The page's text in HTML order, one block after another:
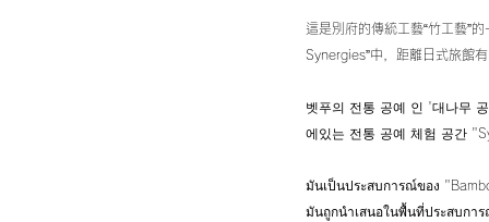
這是別府的傳統工藝“竹工藝”
Synergies”中，距離日式旅館
벳푸의 전통 공예 인 '대나무
에있는 전통 공예 체험 공간
มันเป็นประสบการณ์ของ
มันถูกนำเสนอในพื้นที่ประสบกา